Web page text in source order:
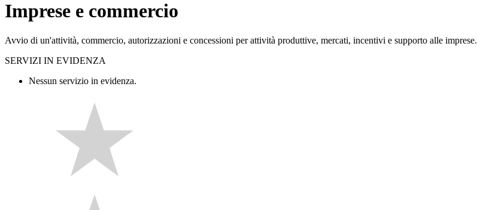
Imprese e commercio
Avvio di un'attività, commercio, autorizzazioni e concessioni per attività produttive, mercati, incentivi e supporto alle imprese.
SERVIZI IN EVIDENZA
Nessun servizio in evidenza.